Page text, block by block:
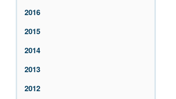
2016
2015
2014
2013
2012